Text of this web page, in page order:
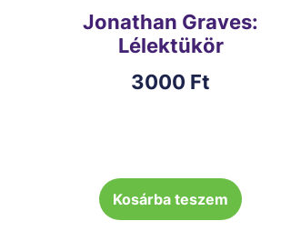
Jonathan Graves:
Lélektükör
3000 Ft
Kosárba teszem